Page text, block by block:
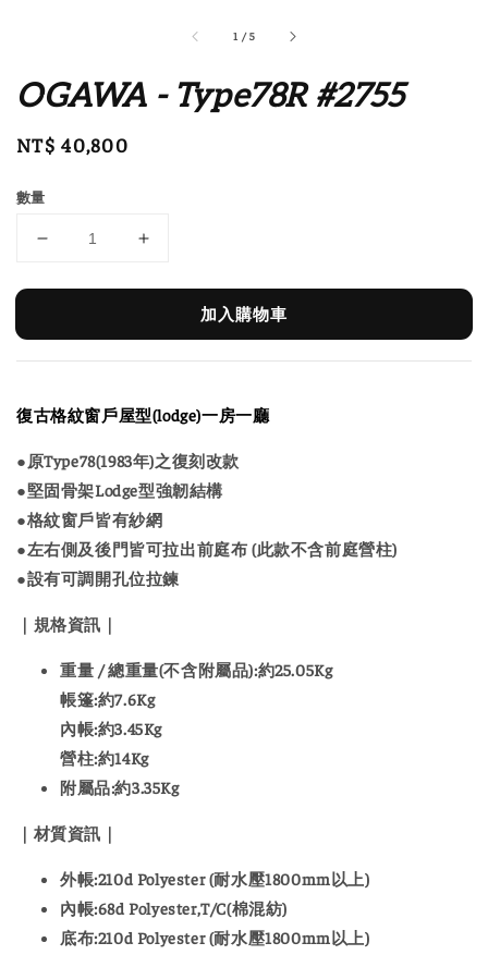
1 /5
OGAWA - Type78R #2755
Regular
NT$ 40,800
數量
加入購物車
復古格紋窗戶屋型(lodge)一房一廳
●原Type78(1983年)之復刻改款
●堅固骨架Lodge型強韌結構
●格紋窗戶皆有紗網
●左右側及後門皆可拉出前庭布 (此款不含前庭營柱)
●設有可調開孔位拉鍊
｜規格資訊｜
重量 / 總重量(不含附屬品):約25.05Kg
帳篷:約7.6Kg
內帳:約3.45Kg
營柱:約14Kg
附屬品:約3.35Kg
｜材質資訊｜
外帳:210d Polyester (耐水壓1800mm以上)
內帳:68d Polyester,T/C(棉混紡)
底布:210d Polyester (耐水壓1800mm以上)